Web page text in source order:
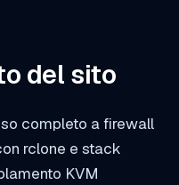
del sito
completo a firewall
rclone e stack
KVM